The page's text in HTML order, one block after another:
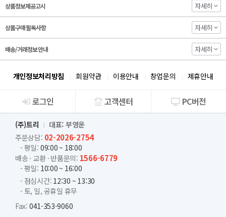
상품정보제공고시 자세히
상품구매 필독사항 자세히
배송/거래정보 안내 자세히
개인정보처리방침 회원약관 이용안내 창업문의 제휴안내
회사소개
로그인 고객센터 PC버전
(주)트리
대표: 부영운
주문상담: 02-2026-2754
- 평일: 09:00 ~ 18:00
배송 · 교환 · 반품문의: 1566-6779
- 평일: 10:00 ~ 16:00
- 점심시간: 12:30 ~ 13:30
- 토, 일, 공휴일 휴무
Fax: 041-353-9060